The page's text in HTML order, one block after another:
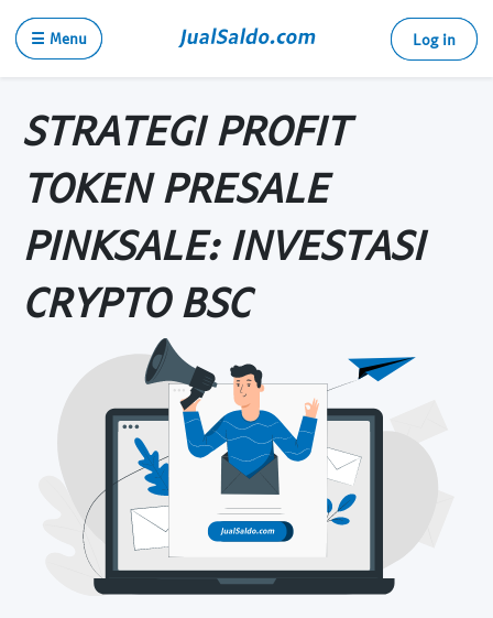
☰ Menu Log in
STRATEGI PROFIT
TOKEN PRESALE
PINKSALE: INVESTASI
CRYPTO BSC